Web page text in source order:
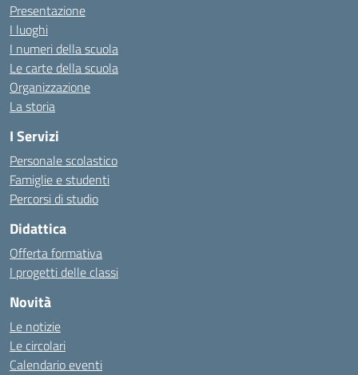
Presentazione
I luoghi
I numeri della scuola
Le carte della scuola
Organizzazione
La storia
I Servizi
Personale scolastico
Famiglie e studenti
Percorsi di studio
Didattica
Offerta formativa
I progetti delle classi
Novità
Le notizie
Le circolari
Calendario eventi